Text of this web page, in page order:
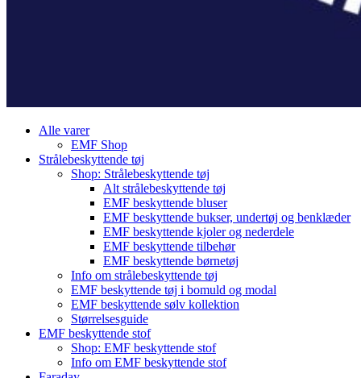
Alle varer
EMF Shop
Strålebeskyttende tøj
Shop: Strålebeskyttende tøj
Alt strålebeskyttende tøj
EMF beskyttende bluser
EMF beskyttende bukser, undertøj og benklæder
EMF beskyttende kjoler og nederdele
EMF beskyttende tilbehør
EMF beskyttende børnetøj
Info om strålebeskyttende tøj
EMF beskyttende tøj i bomuld og modal
EMF beskyttende sølv kollektion
Størrelsesguide
EMF beskyttende stof
Shop: EMF beskyttende stof
Info om EMF beskyttende stof